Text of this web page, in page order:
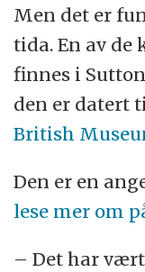
Men det er
tida. En av
finnes i
den er datert
British
Den er en
lese mer om
– Det har